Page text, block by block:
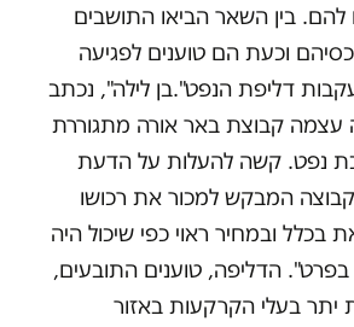
להם. בין השאר הביאו התושבים
וכעת הם טוענים לפגיעה
דליפת הנפט."בן לילה", נכתב
קבוצת באר אורה מתגוררת
נפט. קשה להעלות על הדעת
המבקש למכור את רכושו
בכלל ובמחיר ראוי כפי שיכול היה
הדליפה, טוענים התובעים,
בעלי הקרקעות באזור